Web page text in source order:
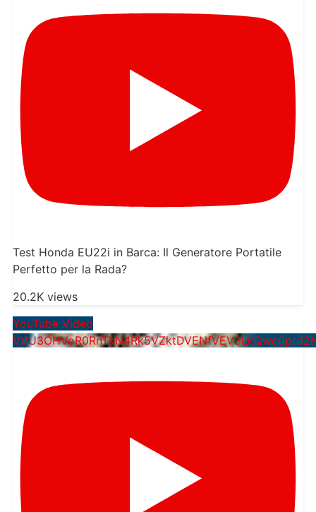
Test Honda EU22i in Barca: Il Generatore Portatile
Perfetto per la Rada?
20.2K views
YouTube Video